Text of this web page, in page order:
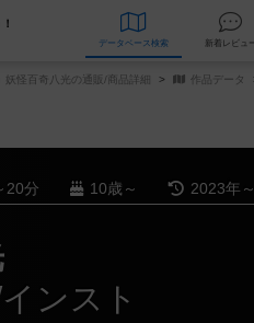
データベース 検索
妖怪百奇八光の通販/商品詳細 作品データ
20分 10歳～ 2023年～
ンスト